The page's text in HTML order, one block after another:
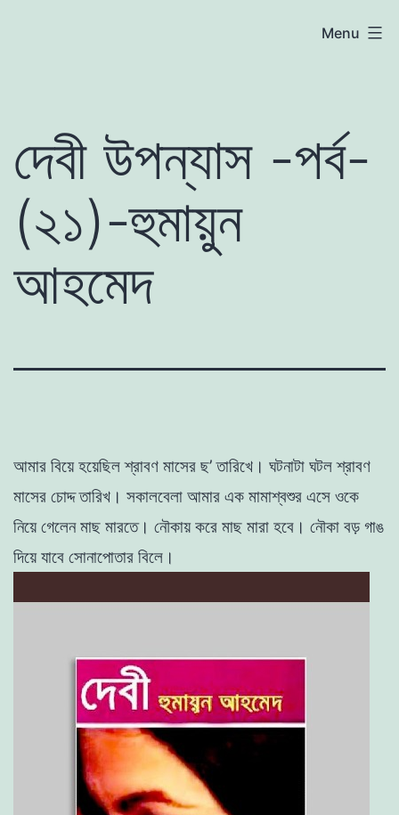
Menu
দেবী উপন্যাস -পর্ব-
(২১)-হুমায়ুন
আহমেদ
আমার বিয়েহয়েছিলশ্রাবণ মাসের ছ’তারিখে । ঘটনাটা ঘটলশ্রাবণ
মাসের চোদ্দ তারিখ । সকালবেলা আমার এক মামাশ্বশুর এসে ওকে
নিয়েগেলেনমাছ মারতে। নৌকায়করে মাছ মারা হবে। নৌকা বড় গাঙ
দিয়েযাবে সােনাপােতার বিলে ।